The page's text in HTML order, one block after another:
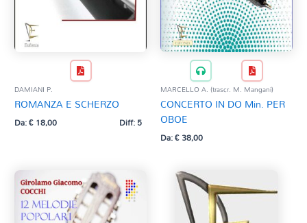
DAMIANI P.
ROMANZA E SCHERZO
Da:€18,00 Diff: 5
MARCELLO A. (trascr. M. Mangani)
CONCERTO IN DO Min. PER
OBOE
Da:€38,00